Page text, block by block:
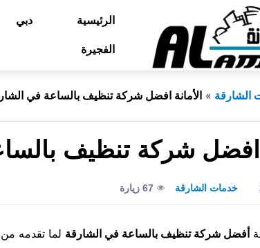
الرئيسية دبي
الفجيرة
الشارقة الأمانة افضل شركة تنظيف بالساعة في
افضل شركة تنظيف
خدمات الشارقة 67 زيارة
أفضل شركة تنظيف بالساعة في الشارقة لما تقدمه